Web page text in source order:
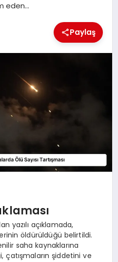
eden…
Paylaş
yazılı açıklamada,
öldürüldüğü belirtildi.
saha kaynaklarına
çatışmaların şiddetini ve